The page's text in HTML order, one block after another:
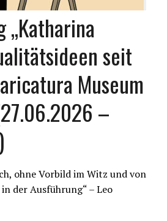
„Katharina
seit
Museum
–
ohne Vorbild im Witz und von
der Ausführung“ – Leo